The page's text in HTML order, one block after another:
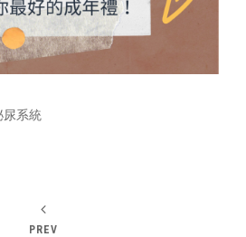
尿系統
PREV